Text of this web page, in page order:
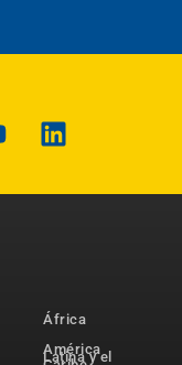
África
América
Latina y el